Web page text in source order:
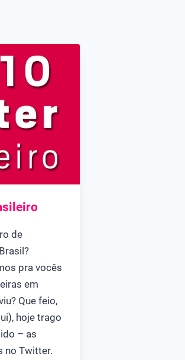
de
pra vocês
em
Que feio,
hoje trago
– as
no Twitter.